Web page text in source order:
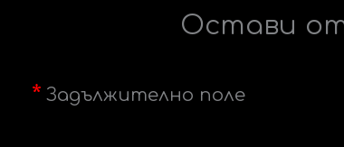
Остави
Задължително поле